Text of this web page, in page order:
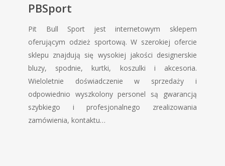
PBSport
Pit Bull Sport jest internetowym sklepem
oferującym odzież sportową. W szerokiej ofercie
sklepu znajdują się wysokiej jakości designerskie
bluzy, spodnie, kurtki, koszulki i akcesoria.
Wieloletnie doświadczenie w sprzedaży i
odpowiednio wyszkolony personel są gwarancją
szybkiego i profesjonalnego zrealizowania
zamówienia, kontaktu…